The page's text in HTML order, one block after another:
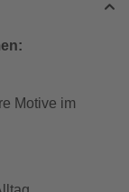
Motive im